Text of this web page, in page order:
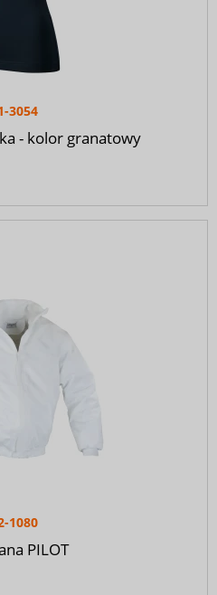
3054
- kolor granatowy
1080
PILOT